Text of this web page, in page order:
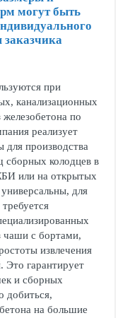
могут быть
заказчика
при
канализационных
железобетона по
реализует
производства
сборных колодцев в
или на открытых
для
чаши с бортами,
извлечения
Это гарантирует
и сборных
добиться,
на большие